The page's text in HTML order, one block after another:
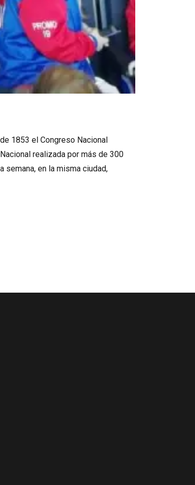
1853 el Congreso Nacional
realizada por más de 300
en la misma ciudad,